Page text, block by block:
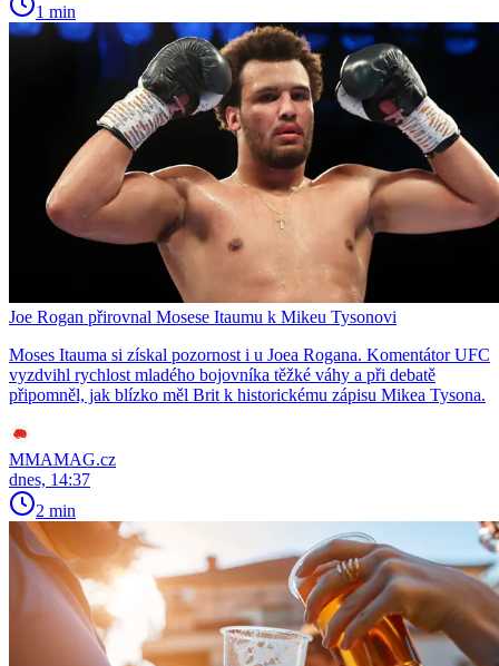
1 min
Joe Rogan přirovnal Mosese Itaumu k Mikeu Tysonovi
Moses Itauma si získal pozornost i u Joea Rogana. Komentátor UFC
vyzdvihl rychlost mladého bojovníka těžké váhy a při debatě
připomněl, jak blízko měl Brit k historickému zápisu Mikea Tysona.
MMAMAG.cz
dnes, 14:37
2 min